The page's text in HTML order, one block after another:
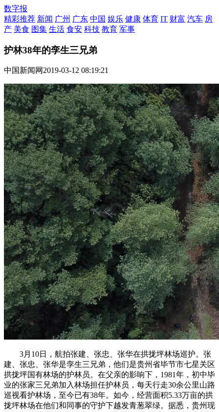
数字报
精彩推荐 新闻 广州 广东 中国 娱乐 健康 体育 IT 财富 汽车 房
产 美食 图集 生活 食安 科技 教育 军事
护林38年的孪生三兄弟
中国新闻网2019-03-12 08:19:21
3月10日，航拍张建、张忠、张华在拱拢坪林场巡护。张
建、张忠、张华是孪生三兄弟，他们是贵州省毕节市七星关区
拱拢坪国有林场的护林员。在父亲的影响下，1981年，初中毕
业的张家三兄弟加入林场担任护林员，每天行走30余公里山路
巡视看护林场，至今已有38年。如今，经营面积5.33万亩的拱
拢坪林场在他们和同事的守护下越发青葱翠绿。据悉，贵州现